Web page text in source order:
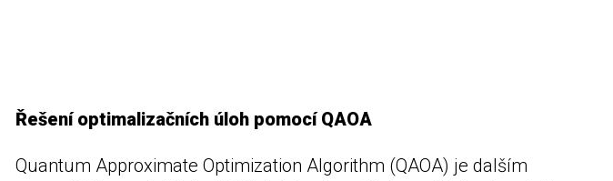
Řešení optimalizačních úloh pomocí QAOA
Quantum Approximate Optimization Algorithm (QAOA) je dalším